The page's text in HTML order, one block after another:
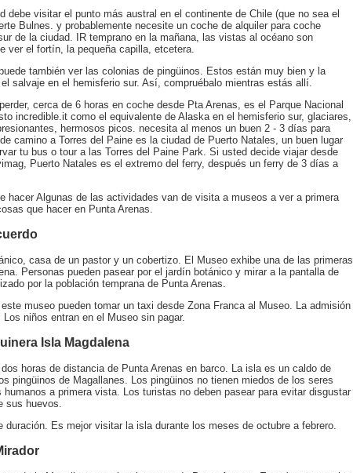
debe visitar el punto más austral en el continente de Chile (que no sea el
Bulnes. y probablemente necesite un coche de alquiler para coche
de la ciudad. IR temprano en la mañana, las vistas al océano son
ver el fortín, la pequeña capilla, etcetera.
también ver las colonias de pingüinos. Estos están muy bien y la
salvaje en el hemisferio sur. Así, compruébalo mientras estás allí.
cerca de 6 horas en coche desde Pta Arenas, es el Parque Nacional
incredible.it como el equivalente de Alaska en el hemisferio sur, glaciares,
hermosos picos. necesita al menos un buen 2 - 3 días para
camino a Torres del Paine es la ciudad de Puerto Natales, un buen lugar
tu bus o tour a las Torres del Paine Park. Si usted decide viajar desde
Puerto Natales es el extremo del ferry, después un ferry de 3 días a
hacer Algunas de las actividades van de visita a museos a ver a primera
que hacer en Punta Arenas.
casa de un pastor y un cobertizo. El Museo exhibe una de las primeras
Personas pueden pasear por el jardín botánico y mirar a la pantalla de
por la población temprana de Punta Arenas.
museo pueden tomar un taxi desde Zona Franca al Museo. La admisión
niños entran en el Museo sin pagar.
Isla Magdalena
horas de distancia de Punta Arenas en barco. La isla es un caldo de
pingüinos de Magallanes. Los pingüinos no tienen miedos de los seres
humanos a primera vista. Los turistas no deben pasear para evitar disgustar
sus huevos.
duración. Es mejor visitar la isla durante los meses de octubre a febrero.